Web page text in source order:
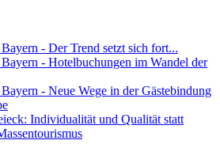
- Der Trend setzt sich fort...
- Hotelbuchungen im Wandel der
- Neue Wege in der Gästebindung
Individualität und Qualität statt